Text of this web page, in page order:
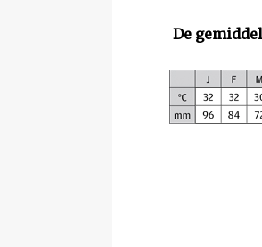
De